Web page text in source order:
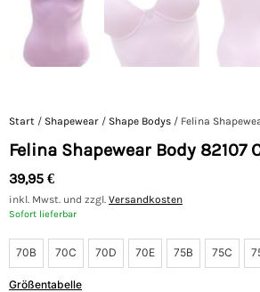
Start / Shapewear / Shape Bodys / Felina
Felina Shapewear Body 82107
39,95 €
inkl. Mwst. und zzgl. Versandkosten
Sofort lieferbar
70B 70C 70D 70E 75B 75C
Größentabelle